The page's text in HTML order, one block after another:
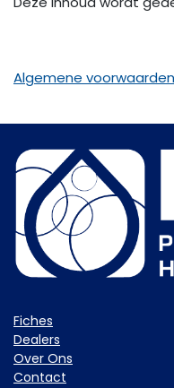
Algemene voorwaarden
Fiche​s
Dealers
Over Ons
Contact